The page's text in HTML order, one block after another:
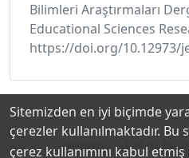
Bilimleri Araştırmaları
Educational Sciences
https://doi.org/10.12973/
Hakkında Katkıda
Sitemizden en iyi biçimde
çerezler kullanılmaktadır. Bu
çerez kullanımını kabul